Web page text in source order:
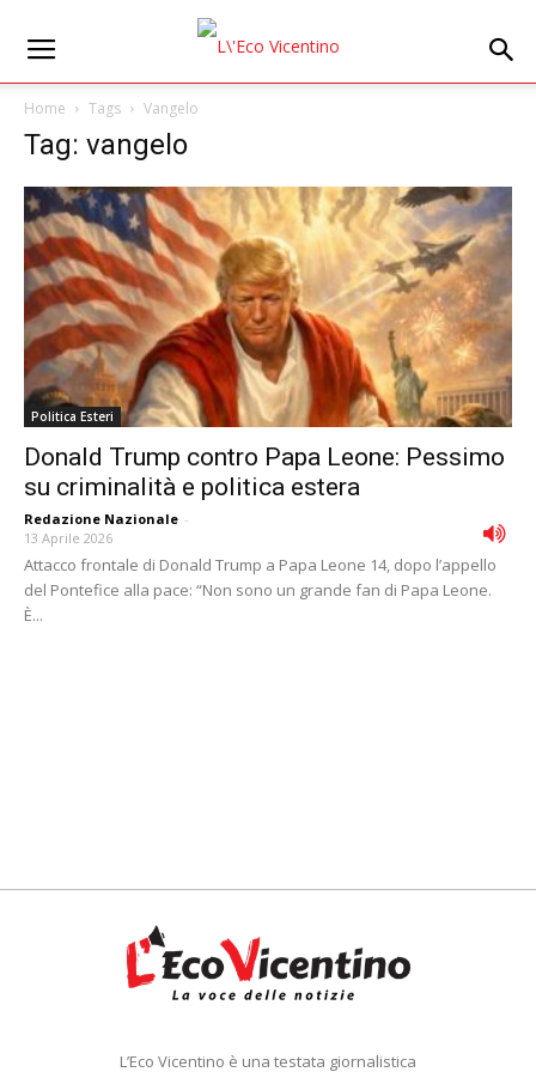
Home Tags Vangelo
Tag: vangelo
Politica Esteri
Donald Trump contro Papa Leone: Pessimo
su criminalità e politica estera
Redazione Nazionale -
13 Aprile 2026
Attacco frontale di Donald Trump a Papa Leone 14, dopo l’appello
del Pontefice alla pace: “Non sono un grande fan di Papa Leone.
È...
L’Eco Vicentino è una testata giornalistica